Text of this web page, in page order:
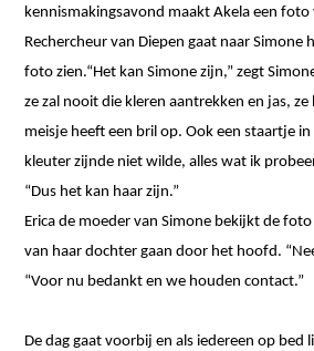
kennismakingsavond maakt Akela een foto
Rechercheur van Diepen gaat naar Simone
foto zien.“Het kan Simone zijn,” zegt
ze zal nooit die kleren aantrekken en jas,
meisje heeft een bril op. Ook een staartje
kleuter zijnde niet wilde, alles wat ik
“Dus het kan haar zijn.”
Erica de moeder van Simone bekijkt de
van haar dochter gaan door het hoofd.
“Voor nu bedankt en we houden contact.”
De dag gaat voorbij en als iedereen op bed